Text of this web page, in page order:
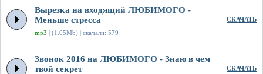
Вырезка на входящий ЛЮБИМОГО -
Меньше стресса
mp3 | (1.05Mb) | скачали: 579
СКАЧАТЬ
Звонок 2016 на ЛЮБИМОГО - Знаю в чем
твой секрет
СКАЧАТЬ